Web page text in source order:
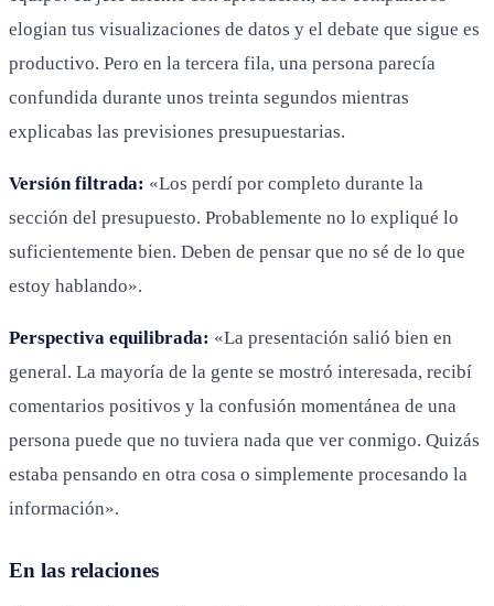
elogian tus visualizaciones de datos y el debate que sigue es
productivo. Pero en la tercera fila, una persona parecía
confundida durante unos treinta segundos mientras
explicabas las previsiones presupuestarias.
Versión filtrada: «Los perdí por completo durante la
sección del presupuesto. Probablemente no lo expliqué lo
suficientemente bien. Deben de pensar que no sé de lo que
estoy hablando».
Perspectiva equilibrada: «La presentación salió bien en
general. La mayoría de la gente se mostró interesada, recibí
comentarios positivos y la confusión momentánea de una
persona puede que no tuviera nada que ver conmigo. Quizás
estaba pensando en otra cosa o simplemente procesando la
información».
En las relaciones